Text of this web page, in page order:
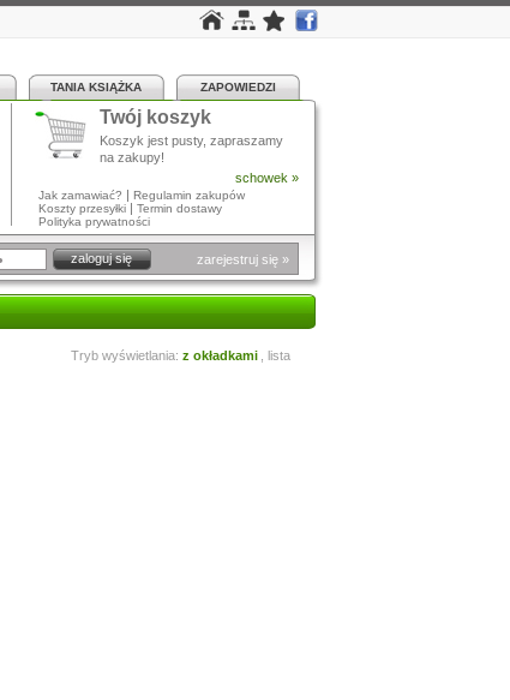
TANIA KSIĄŻKA ZAPOWIEDZI
Twój koszyk
Koszyk jest pusty, zapraszamy
na zakupy!
schowek »
Jak zamawiać? | Regulamin zakupów
Koszty przesyłki | Termin dostawy
Polityka prywatności
zarejestruj się »
Tryb wyświetlania: z okładkami lista